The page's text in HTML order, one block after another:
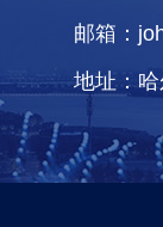
邮箱：
地址：